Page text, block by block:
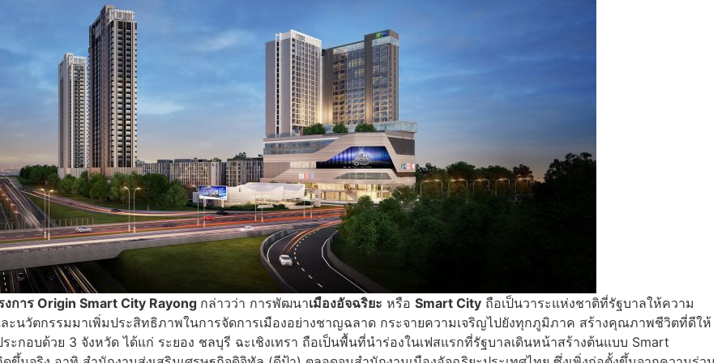
การ Origin Smart City Rayong กล่าวว่า การพัฒนาเมืองอัจฉริยะ หรือ Smart City ถือเป็นวาระแห่งชาติที่รัฐบาลให้ความ
ะนวัตกรรมมาเพิ่มประสิทธิภาพในการจัดการเมืองอย่างชาญฉลาด กระจายความเจริญไปยังทุกภูมิภาค สร้างคุณภาพชีวิตที่ดีให้
กอบด้วย 3 จังหวัด ได้แก่ ระยอง ชลบุรี ฉะเชิงเทรา ถือเป็นพื้นที่นำร่องในเฟสแรกที่รัฐบาลเดินหน้าสร้างต้นแบบ Smart